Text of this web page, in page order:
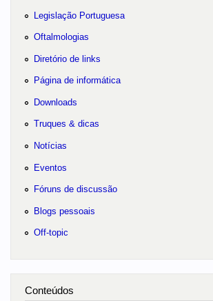
Legislação Portuguesa
Oftalmologias
Diretório de links
Página de informática
Downloads
Truques & dicas
Notícias
Eventos
Fóruns de discussão
Blogs pessoais
Off-topic
Conteúdos